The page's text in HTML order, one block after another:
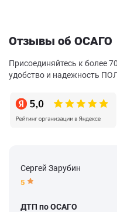
Отзывы об ОСАГО
Присоединяйтесь к более
удобство и надежность
Сергей Зарубин
5
ДТП по ОСАГО